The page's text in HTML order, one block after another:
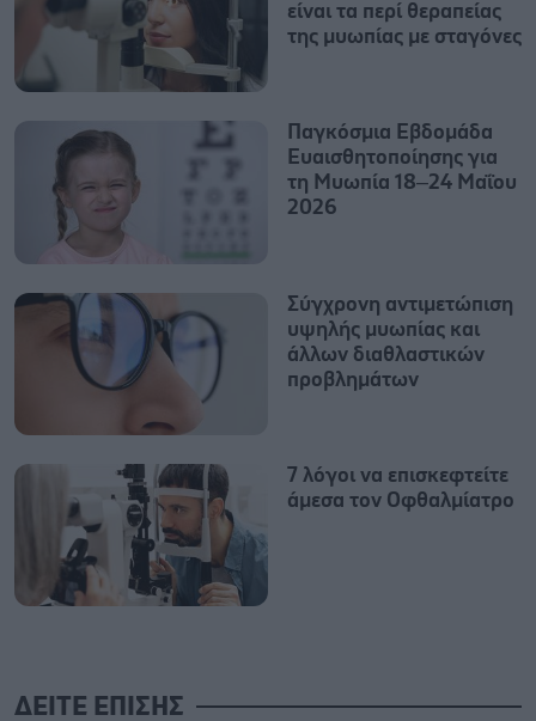
είναι τα περί θεραπείας
της μυωπίας με σταγόνες
Παγκόσμια Εβδομάδα
Ευαισθητοποίησης για
τη Μυωπία 18–24 Μαΐου
2026
Σύγχρονη αντιμετώπιση
υψηλής μυωπίας και
άλλων διαθλαστικών
προβλημάτων
7 λόγοι να επισκεφτείτε
άμεσα τον Οφθαλμίατρο
ΔΕΙΤΕ ΕΠΙΣΗΣ